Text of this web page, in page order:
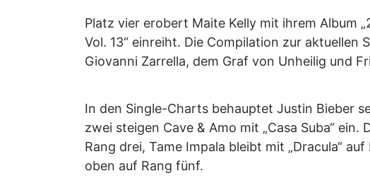
Platz vier erobert Maite Kelly mit ihrem Album
Vol. 13“ einreiht. Die Compilation zur
Giovanni Zarrella, dem Graf von Unheilig und
In den Single-Charts behauptet Justin Bieber
zwei steigen Cave & Amo mit „Casa Suba“
Rang drei, Tame Impala bleibt mit „Dracula“
oben auf Rang fünf.